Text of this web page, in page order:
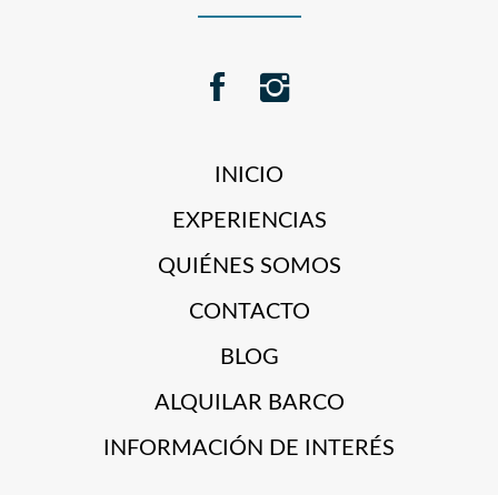
INICIO
EXPERIENCIAS
QUIÉNES SOMOS
CONTACTO
BLOG
ALQUILAR BARCO
INFORMACIÓN DE INTERÉS